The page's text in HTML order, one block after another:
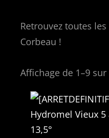
Retrouvez toutes
Corbeau !
Affichage de 1–9